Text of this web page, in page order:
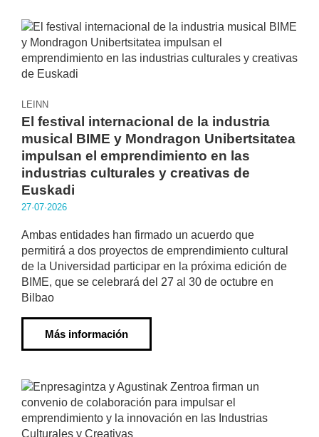
LEINN
El festival internacional de la industria
musical BIME y Mondragon Unibertsitatea
impulsan el emprendimiento en las
industrias culturales y creativas de
Euskadi
27·07·2026
Ambas entidades han firmado un acuerdo que
permitirá a dos proyectos de emprendimiento cultural
de la Universidad participar en la próxima edición de
BIME, que se celebrará del 27 al 30 de octubre en
Bilbao
Más información